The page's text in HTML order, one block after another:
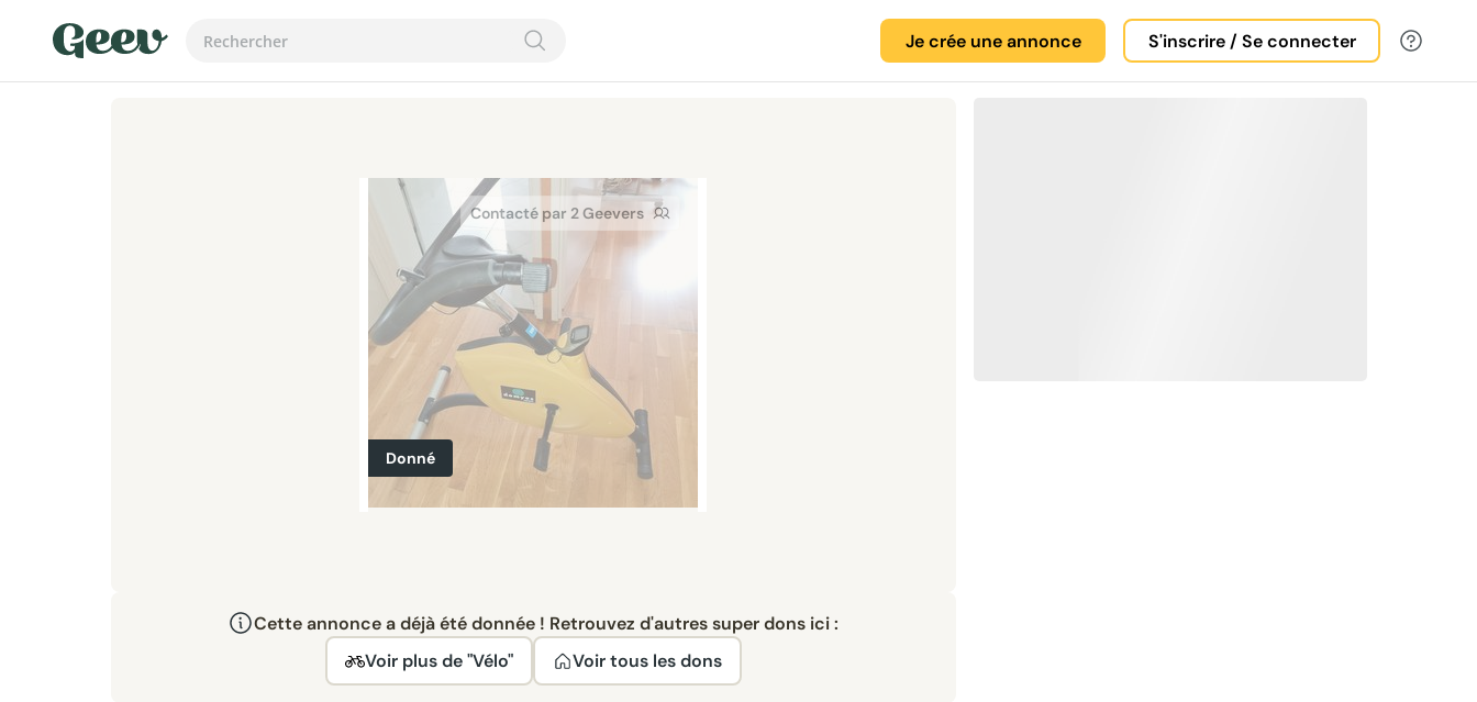
Je crée une annonce S'inscrire / Se connecter
Contacté par 2 Geevers
Donné
Cette annonce a déjà été donnée ! Retrouvez d'autres super dons ici :
Voir plus de "Vélo"
Voir tous les dons